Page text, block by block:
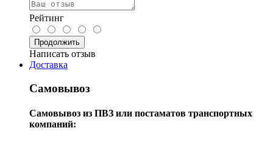
Рейтинг
Продолжить
Написать отзыв
Доставка
Самовывоз
Самовывоз из ПВЗ или постаматов транспортных
компаний: